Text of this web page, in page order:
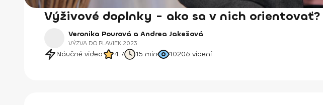
Výživové doplnky - ako sa v nich orientovať?
Veronika Pourová a Andrea Jakešová
VÝZVA DO PLAVIEK 2023
Náučné video 4.7 15 min 10206 videní